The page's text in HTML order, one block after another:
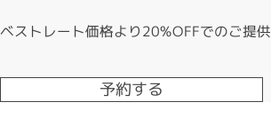
ベストレート価格より20%OFFでのご提供
予約する